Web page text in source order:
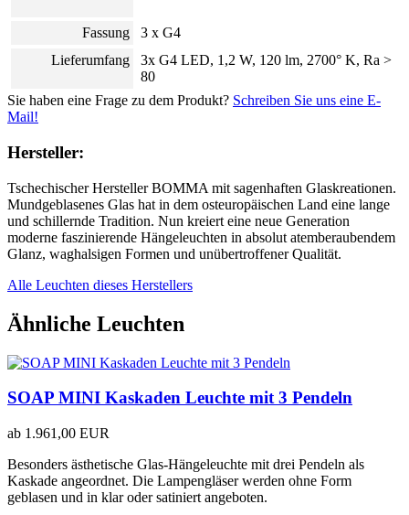
Fassung
3 x G4
Lieferumfang
3x G4 LED, 1,2 W, 120 lm, 2700° K, Ra >
80
Sie haben eine Frage zu dem Produkt? Schreiben Sie uns eine E-
Mail!
Hersteller:
Tschechischer Hersteller BOMMA mit sagenhaften Glaskreationen.
Mundgeblasenes Glas hat in dem osteuropäischen Land eine lange
und schillernde Tradition. Nun kreiert eine neue Generation
moderne faszinierende Hängeleuchten in absolut atemberaubendem
Glanz, waghalsigen Formen und unübertroffener Qualität.
Alle Leuchten dieses Herstellers
Ähnliche Leuchten
SOAP MINI Kaskaden Leuchte mit 3 Pendeln
ab 1.961,00 EUR
Besonders ästhetische Glas-Hängeleuchte mit drei Pendeln als
Kaskade angeordnet. Die Lampengläser werden ohne Form
geblasen und in klar oder satiniert angeboten.